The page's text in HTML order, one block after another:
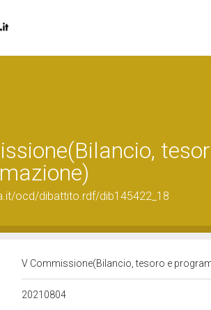
ocd/dibattito.rdf/dib145422_18
V Commissione(Bilancio, tesoro e
20210804